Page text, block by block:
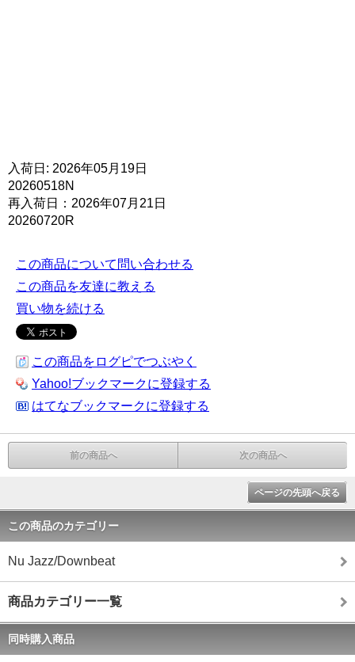
入荷日: 2026年05月19日
20260518N
再入荷日：2026年07月21日
20260720R
この商品について問い合わせる
この商品を友達に教える
買い物を続ける
この商品をログピでつぶやく
Yahoo!ブックマークに登録する
はてなブックマークに登録する
前の商品へ 次の商品へ
ページの先頭へ戻る
この商品のカテゴリー
Nu Jazz/Downbeat
商品カテゴリー一覧
同時購入商品